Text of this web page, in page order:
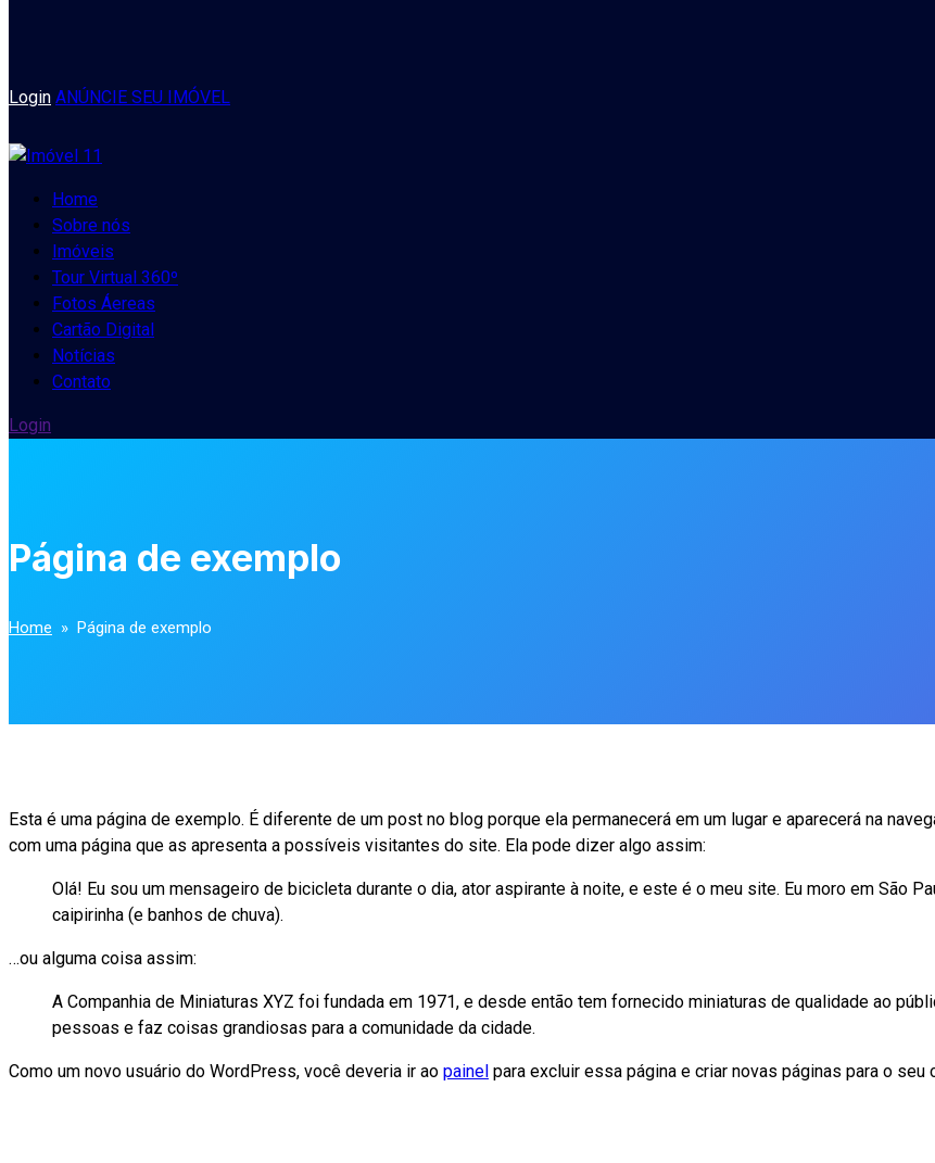
Login ANÚNCIE SEU IMÓVEL
Home
Sobre nós
Imóveis
Tour Virtual 360º
Fotos Áereas
Cartão Digital
Notícias
Contato
Login
Página de exemplo
Home » Página de exemplo
Esta é uma página de exemplo. É diferente de um post no blog porque ela permanecerá em um lugar e aparecerá na
com uma página que as apresenta a possíveis visitantes do site. Ela pode dizer algo assim:
Olá! Eu sou um mensageiro de bicicleta durante o dia, ator aspirante à noite, e este é o meu site. Eu moro em São
caipirinha (e banhos de chuva).
…ou alguma coisa assim:
A Companhia de Miniaturas XYZ foi fundada em 1971, e desde então tem fornecido miniaturas de qualidade ao
pessoas e faz coisas grandiosas para a comunidade da cidade.
Como um novo usuário do WordPress, você deveria ir ao painel para excluir essa página e criar novas páginas para o seu